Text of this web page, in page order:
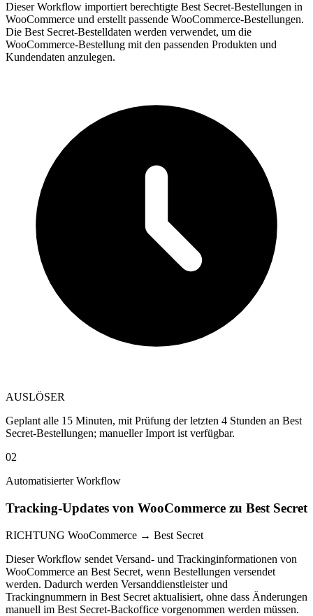
Dieser Workflow importiert berechtigte Best Secret-Bestellungen in
WooCommerce und erstellt passende WooCommerce-Bestellungen.
Die Best Secret-Bestelldaten werden verwendet, um die
WooCommerce-Bestellung mit den passenden Produkten und
Kundendaten anzulegen.
AUSLÖSER
Geplant alle 15 Minuten, mit Prüfung der letzten 4 Stunden an Best
Secret-Bestellungen; manueller Import ist verfügbar.
02
Automatisierter Workflow
Tracking-Updates von WooCommerce zu Best Secret
RICHTUNG WooCommerce → Best Secret
Dieser Workflow sendet Versand- und Trackinginformationen von
WooCommerce an Best Secret, wenn Bestellungen versendet
werden. Dadurch werden Versanddienstleister und
Trackingnummern in Best Secret aktualisiert, ohne dass Änderungen
manuell im Best Secret-Backoffice vorgenommen werden müssen.